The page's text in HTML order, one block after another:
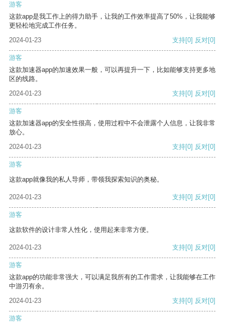
游客
这款app是我工作上的得力助手，让我的工作效率提高了50%，让我能够
更轻松地完成工作任务。
2024-01-23
支持[0] 反对[0]
游客
这款加速器app的加速效果一般，可以再提升一下，比如能够支持更多地
区的线路。
2024-01-23
支持[0] 反对[0]
游客
这款加速器app的安全性很高，使用过程中不会泄露个人信息，让我非常
放心。
2024-01-23
支持[0] 反对[0]
游客
这款app就像我的私人导师，带领我探索知识的奥秘。
2024-01-23 支持[0] 反对[0]
游客
这款软件的设计非常人性化，使用起来非常方便。
2024-01-23 支持[0] 反对[0]
游客
这款app的功能非常强大，可以满足我所有的工作需求，让我能够在工作
中游刃有余。
2024-01-23
支持[0] 反对[0]
游客